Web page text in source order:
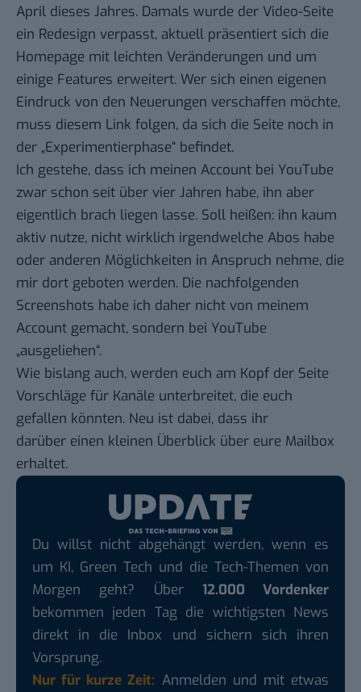
April dieses Jahres. Damals wurde der Video-Seite
ein Redesign verpasst, aktuell präsentiert sich die
Homepage mit leichten Veränderungen und um
einige Features erweitert. Wer sich einen eigenen
Eindruck von den Neuerungen verschaffen möchte,
muss diesem Link folgen, da sich die Seite noch in
der „Experimentierphase“ befindet.
Ich gestehe, dass ich meinen Account bei YouTube
zwar schon seit über vier Jahren habe, ihn aber
eigentlich brach liegen lasse. Soll heißen: ihn kaum
aktiv nutze, nicht wirklich irgendwelche Abos habe
oder anderen Möglichkeiten in Anspruch nehme, die
mir dort geboten werden. Die nachfolgenden
Screenshots habe ich daher nicht von meinem
Account gemacht, sondern bei YouTube
„ausgeliehen“.
Wie bislang auch, werden euch am Kopf der Seite
Vorschläge für Kanäle unterbreitet, die euch
gefallen könnten. Neu ist dabei, dass ihr
darüber einen kleinen Überblick über eure Mailbox
erhaltet.
Du willst nicht abgehängt werden, wenn es
um KI, Green Tech und die Tech-Themen von
Morgen geht? Über 12.000 Vordenker
bekommen jeden Tag die wichtigsten News
direkt in die Inbox und sichern sich ihren
Vorsprung.
Nur für kurze Zeit: Anmelden und mit etwas